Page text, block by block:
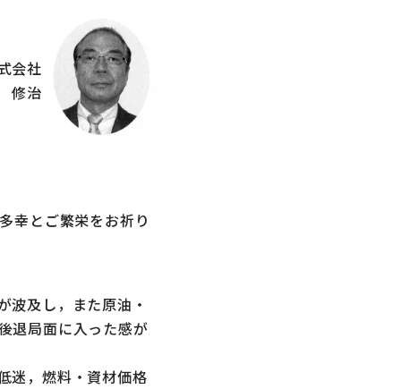
会社
修治
幸とご繁栄をお祈り
及し，また原油・
退局面に入った感が
迷，燃料・資材価格